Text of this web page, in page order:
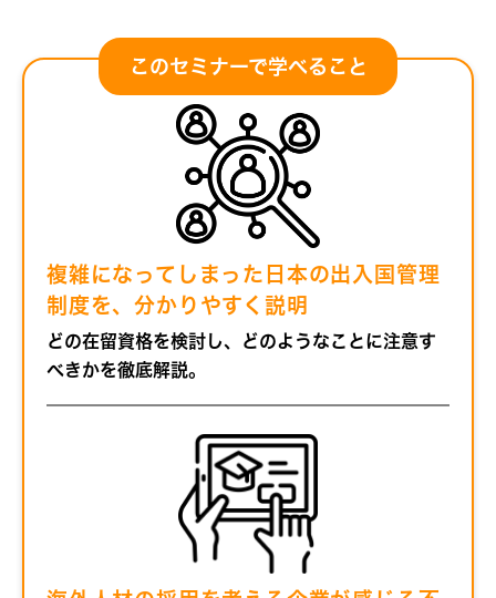
このセミナーで学べること
複雑になってしまった日本の出入国管理
制度を、分かりやすく説明
どの在留資格を検討し、どのようなことに注意す
べきかを徹底解説。